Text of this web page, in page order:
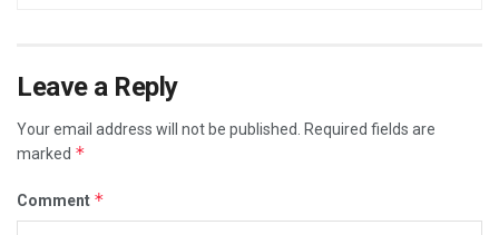
Leave a Reply
Your email address will not be published. Required fields are
marked *
Comment *